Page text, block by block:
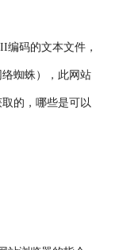
编码的文本文件，
蜘蛛），此网站
的，哪些是可以